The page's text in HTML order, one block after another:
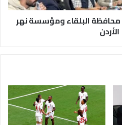
البلقاء ومؤسسة نهر
الأردن